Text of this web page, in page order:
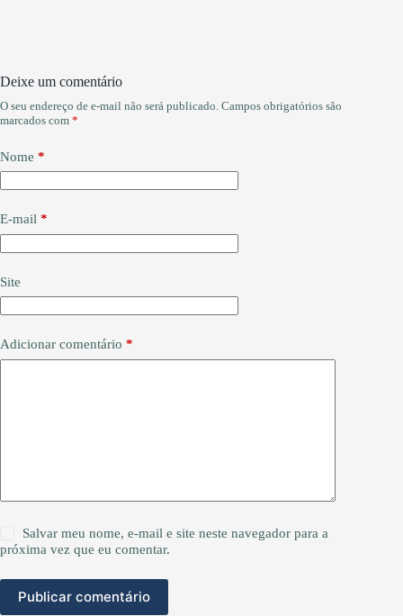
m
Deixe um comentário
O seu endereço de e-mail não será publicado. Campos obrigatórios são
marcados com *
Nome *
E-mail *
Site
Adicionar comentário *
Salvar meu nome, e-mail e site neste navegador para a
próxima vez que eu comentar.
Publicar comentário